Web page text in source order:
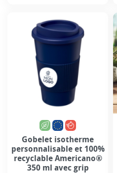
Gobelet isotherme
personnalisable et 100%
recyclable Americano®
350 ml avec grip